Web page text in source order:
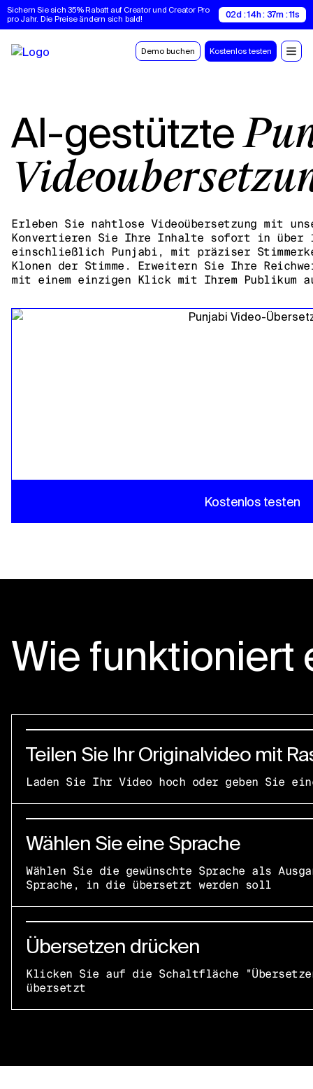
Sichern Sie sich 35% Rabatt auf Creator und Creator Pro
pro Jahr. Die Preise ändern sich bald!
02d : 14h : 37m : 10s
Demo buchen Kostenlos testen
AI-gestützte
Erleben Sie nahtlose Videoübersetzung mit
Konvertieren Sie Ihre Inhalte sofort in über
einschließlich Punjabi, mit präziser
Klonen der Stimme. Erweitern Sie Ihre
mit einem einzigen Klick mit Ihrem Publikum
Kostenlos testen
Wie funktioniert
Teilen Sie Ihr Originalvideo mit
Laden Sie Ihr Video hoch oder geben Sie
Wählen Sie eine Sprache
Wählen Sie die gewünschte Sprache als
Sprache, in die übersetzt werden soll
Übersetzen drücken
Klicken Sie auf die Schaltfläche
übersetzt